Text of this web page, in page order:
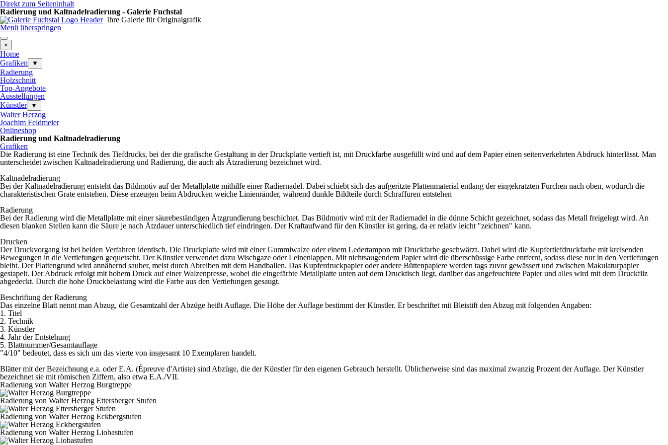
Direkt zum Seiteninhalt
Radierung und Kaltnadelradierung - Galerie Fuchstal
Ihre Galerie für Originalgrafik
Menü überspringen
×
Home
Grafiken
▼
Radierung
Holzschnitt
Top-Angebote
Ausstellungen
Künstler
▼
Walter Herzog
Joachim Feldmeier
Onlineshop
Radierung und Kaltnadelradierung
Grafiken
Die Radierung ist eine Technik des Tiefdrucks, bei der die grafische Gestaltung in der Druckplatte vertieft ist, mit Druckfarbe ausgefüllt wird und auf dem Papier einen seitenverkehrten Abdruck hinterlässt. Man
unterscheidet zwischen Kaltnadelradierung und Radierung, die auch als Ätzradierung bezeichnet wird.
Kaltnadelradierung
Bei der Kaltnadelradierung entsteht das Bildmotiv auf der Metallplatte mithilfe einer Radiernadel. Dabei schiebt sich das aufgeritzte Plattenmaterial entlang der eingekratzten Furchen nach oben, wodurch die
charakteristischen Grate entstehen. Diese erzeugen beim Abdrucken weiche Linienränder, während dunkle Bildteile durch Schraffuren entstehen
Radierung
Bei der Radierung wird die Metallplatte mit einer säurebeständigen Ätzgrundierung beschichtet. Das Bildmotiv wird mit der Radiernadel in die dünne Schicht gezeichnet, sodass das Metall freigelegt wird. An
diesen blanken Stellen kann die Säure je nach Ätzdauer unterschiedlich tief eindringen. Der Kraftaufwand für den Künstler ist gering, da er relativ leicht "zeichnen" kann.
Drucken
Der Druckvorgang ist bei beiden Verfahren identisch. Die Druckplatte wird mit einer Gummiwalze oder einem Ledertampon mit Druckfarbe geschwärzt. Dabei wird die Kupfertiefdruckfarbe mit kreisenden
Bewegungen in die Vertiefungen gequetscht. Der Künstler verwendet dazu Wischgaze oder Leinenlappen. Mit nichtsaugendem Papier wird die überschüssige Farbe entfernt, sodass diese nur in den Vertiefungen
bleibt. Der Plattengrund wird annähernd sauber, meist durch Abreiben mit dem Handballen. Das Kupferdruckpapier oder andere Büttenpapiere werden tags zuvor gewässert und zwischen Makulaturpapier
gestapelt. Der Abdruck erfolgt mit hohem Druck auf einer Walzenpresse, wobei die eingefärbte Metallplatte unten auf dem Drucktisch liegt, darüber das angefeuchtete Papier und alles wird mit dem Druckfilz
abgedeckt. Durch die hohe Druckbelastung wird die Farbe aus den Vertiefungen gesaugt.
Beschriftung der Radierung
Das einzelne Blatt nennt man Abzug, die Gesamtzahl der Abzüge heißt Auflage. Die Höhe der Auflage bestimmt der Künstler. Er beschriftet mit Bleistift den Abzug mit folgenden Angaben:
1. Titel
2. Technik
3. Künstler
4. Jahr der Entstehung
5. Blattnummer/Gesamtauflage
"4/10" bedeutet, dass es sich um das vierte von insgesamt 10 Exemplaren handelt.
Blätter mit der Bezeichnung e.a. oder E.A. (Épreuve d'Artiste) sind Abzüge, die der Künstler für den eigenen Gebrauch herstellt. Üblicherweise sind das maximal zwanzig Prozent der Auflage. Der Künstler
bezeichnet sie mit römischen Ziffern, also etwa E.A./VII.
Radierung von Walter Herzog Burgtreppe
Radierung von Walter Herzog Ettersberger Stufen
Radierung von Walter Herzog Eckbergstufen
Radierung von Walter Herzog Liobastufen